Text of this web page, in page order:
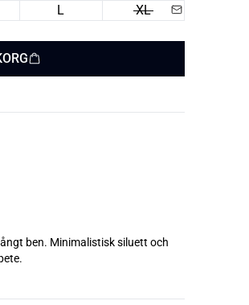
L
XL
ben. Minimalistisk siluett och